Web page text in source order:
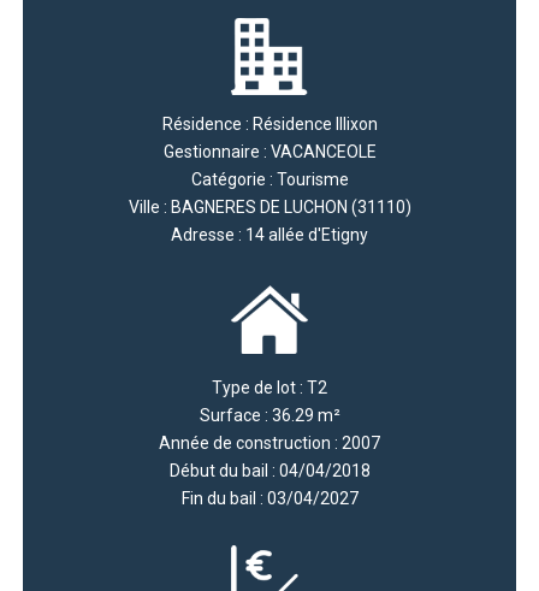
Résidence : Résidence Illixon
Gestionnaire : VACANCEOLE
Catégorie : Tourisme
Ville : BAGNERES DE LUCHON (31110)
Adresse : 14 allée d'Etigny
Type de lot : T2
Surface : 36.29 m²
Année de construction : 2007
Début du bail : 04/04/2018
Fin du bail : 03/04/2027